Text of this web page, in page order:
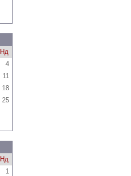
Нд
4
11
18
25
Нд
1